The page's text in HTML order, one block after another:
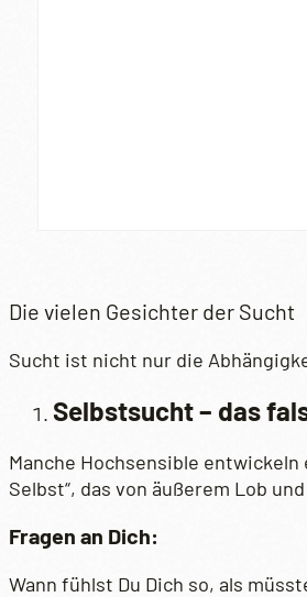
Die vielen Gesichter der Sucht
Sucht ist nicht nur die
Selbstsucht – das
Manche Hochsensible
Selbst“, das von äußerem Lob
Fragen an Dich:
Wann fühlst Du Dich so, als